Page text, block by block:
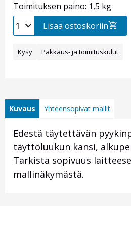
Toimituksen paino: 1,5 kg
Lisää ostoskoriin
Kysy Pakkaus- ja toimituskulut
Kuvaus Yhteensopivat mallit
Edestä täytettävän
täyttöluukun kansi,
Tarkista sopivuus
mallinäkymästä.